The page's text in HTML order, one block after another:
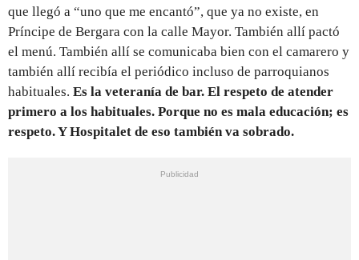
que llegó a “uno que me encantó”, que ya no existe, en
Príncipe de Bergara con la calle Mayor. También allí pactó
el menú. También allí se comunicaba bien con el camarero y
también allí recibía el periódico incluso de parroquianos
habituales. Es la veteranía de bar. El respeto de atender
primero a los habituales. Porque no es mala educación; es
respeto. Y Hospitalet de eso también va sobrado.